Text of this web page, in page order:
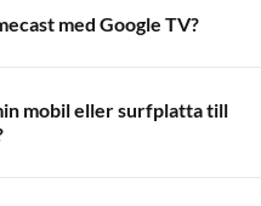
med Google TV?
mobil eller surfplatta till